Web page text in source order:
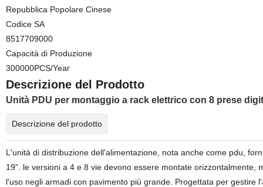
Repubblica Popolare Cinese
Codice SA
8517709000
Capacità di Produzione
300000PCS/Year
Descrizione del Prodotto
Unità PDU per montaggio a rack elettrico con 8 prese
Descrizione del prodotto
L'unità di distribuzione dell'alimentazione, nota anche come pdu,
19". le versioni a 4 e 8 vie devono essere montate
l'uso negli armadi con pavimento più grande. Progettata per